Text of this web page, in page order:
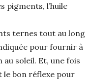
pigments, l’huile
ternes tout au long
pour fournir à
soleil. Et, une fois
le bon réflexe pour